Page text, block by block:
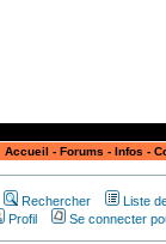
Accueil - Forums - Infos -
Rechercher
Liste
Profil
Se connecter